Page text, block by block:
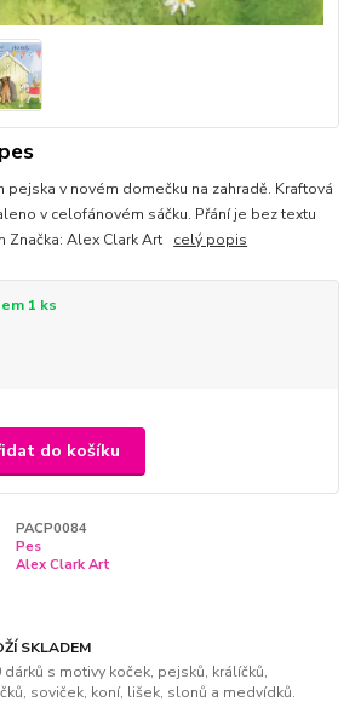
pejska v novém domečku na zahradě. Kraftová
v celofánovém sáčku. Přání je bez textu
Značka: Alex Clark Art celý popis
1 ks
do košíku
PACP0084
Pes
Alex Clark Art
SKLADEM
dárků s motivy koček, pejsků, králíčků,
soviček, koní, lišek, slonů a medvídků.